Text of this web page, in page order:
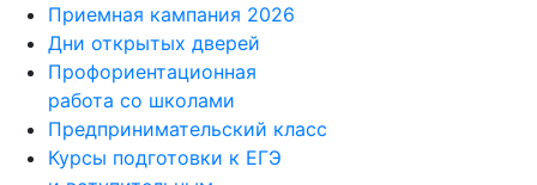
Приемная кампания 2026
Дни открытых дверей
Профориентационная
работа со школами
Предпринимательский класс
Курсы подготовки к ЕГЭ